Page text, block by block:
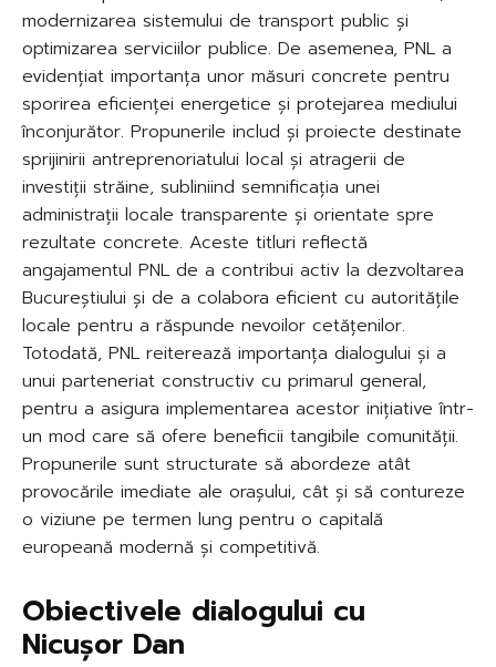
modernizarea sistemului de transport public și
optimizarea serviciilor publice. De asemenea, PNL a
evidențiat importanța unor măsuri concrete pentru
sporirea eficienței energetice și protejarea mediului
înconjurător. Propunerile includ și proiecte destinate
sprijinirii antreprenoriatului local și atragerii de
investiții străine, subliniind semnificația unei
administrații locale transparente și orientate spre
rezultate concrete. Aceste titluri reflectă
angajamentul PNL de a contribui activ la dezvoltarea
Bucureștiului și de a colabora eficient cu autoritățile
locale pentru a răspunde nevoilor cetățenilor.
Totodată, PNL reiterează importanța dialogului și a
unui parteneriat constructiv cu primarul general,
pentru a asigura implementarea acestor inițiative într-
un mod care să ofere beneficii tangibile comunității.
Propunerile sunt structurate să abordeze atât
provocările imediate ale orașului, cât și să contureze
o viziune pe termen lung pentru o capitală
europeană modernă și competitivă.
Obiectivele dialogului cu
Nicușor Dan